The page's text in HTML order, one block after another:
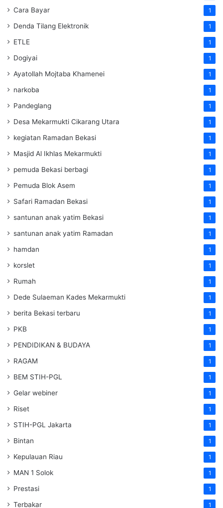
Cara Bayar 1
Denda Tilang Elektronik 1
ETLE 1
Dogiyai 1
Ayatollah Mojtaba Khamenei 1
narkoba 1
Pandeglang 1
Desa Mekarmukti Cikarang Utara 1
kegiatan Ramadan Bekasi 1
Masjid Al Ikhlas Mekarmukti 1
pemuda Bekasi berbagi 1
Pemuda Blok Asem 1
Safari Ramadan Bekasi 1
santunan anak yatim Bekasi 1
santunan anak yatim Ramadan 1
hamdan 1
korslet 1
Rumah 1
Dede Sulaeman Kades Mekarmukti 1
berita Bekasi terbaru 1
PKB 1
PENDIDIKAN & BUDAYA 1
RAGAM 1
BEM STIH-PGL 1
Gelar webiner 1
Riset 1
STIH-PGL Jakarta 1
Bintan 1
Kepulauan Riau 1
MAN 1 Solok 1
Prestasi 1
Terbakar 1